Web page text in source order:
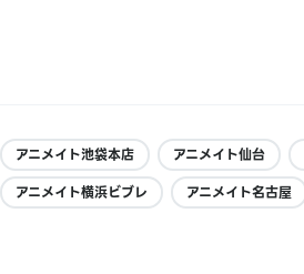
アニメイト池袋本店 アニメイト仙台
アニメイト横浜ビブレ
アニメイト名古屋